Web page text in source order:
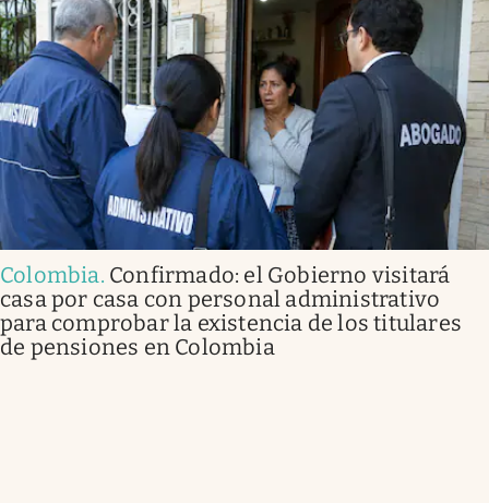
Colombia. Confirmado: el Gobierno visitará
casa por casa con personal administrativo
para comprobar la existencia de los titulares
de pensiones en Colombia